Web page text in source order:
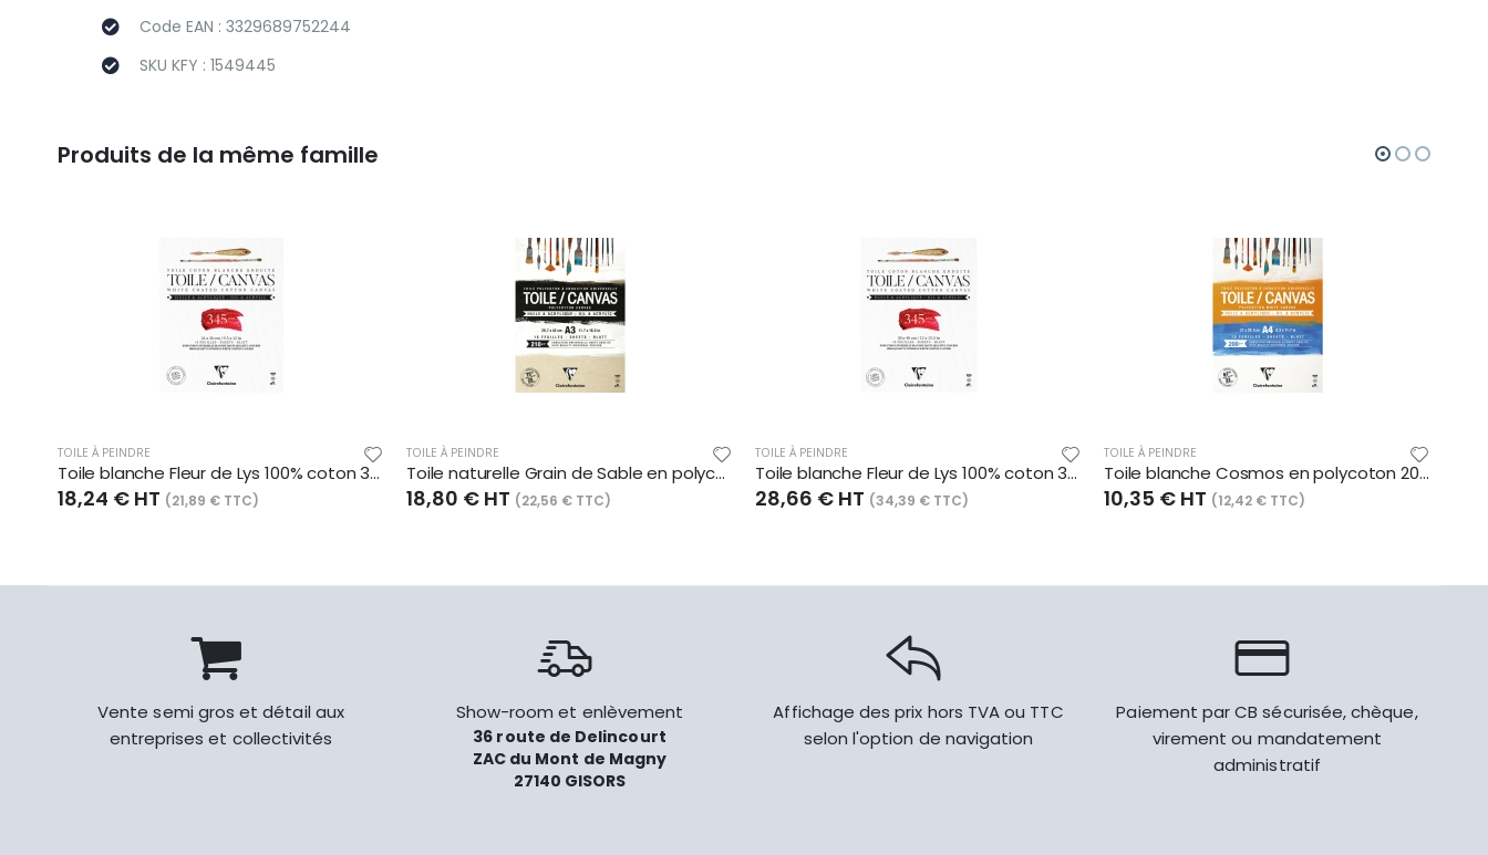
Code EAN : 3329689752244
SKU KFY : 1549445
Produits de la même famille
TOILE À PEINDRE
Toile blanche Fleur de Lys 100% coton 345 g/m², en bloc de 10, 24x30
18,24 € HT (21,89 € TTC)
TOILE À PEINDRE
Toile naturelle Grain de Sable en polycoton 210 g/m², en bloc de 10, A3
18,80 € HT (22,56 € TTC)
TOILE À PEINDRE
Toile blanche Fleur de Lys 100% coton 345 g/m², en bloc de 10, 30x40
28,66 € HT (34,39 € TTC)
TOILE À PEINDRE
Toile blanche Cosmos en polycoton 200 g/m², en bloc de 10, A4
10,35 € HT (12,42 € TTC)
Vente semi gros et détail aux
entreprises et collectivités
Show-room et enlèvement
36 route de Delincourt
ZAC du Mont de Magny
27140 GISORS
Affichage des prix hors TVA ou TTC
selon l'option de navigation
Paiement par CB sécurisée, chèque,
virement ou mandatement
administratif